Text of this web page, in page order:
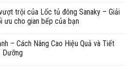
trội của Lốc tủ đông Sanaky – Giải
ưu cho gian bếp của bạn
– Cách Nâng Cao Hiệu Quả và Tiết
Dưỡng